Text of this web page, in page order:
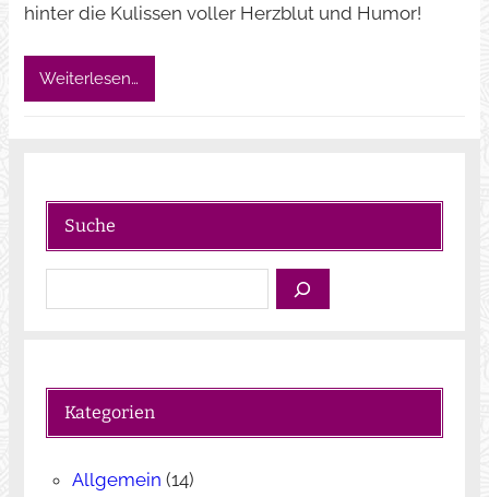
hinter die Kulissen voller Herzblut und Humor!
Weiterlesen…
Suche
u
n
Kategorien
Allgemein (14)